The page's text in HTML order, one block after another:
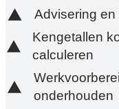
Advisering en
Kengetallen
calculeren
onderhouden